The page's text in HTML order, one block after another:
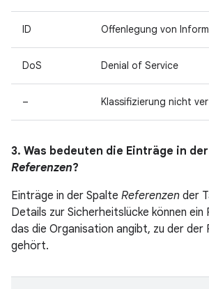
ID Offenlegung von
DoS Denial of Service
– Klassifizierung nicht
3. Was bedeuten die Einträge in
Referenzen?
Einträge in der Spalte Referenzen der
Details zur Sicherheitslücke können
das die Organisation angibt, zu der der
gehört.